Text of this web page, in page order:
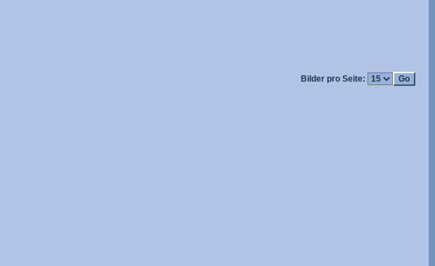
Bilder pro Seite: